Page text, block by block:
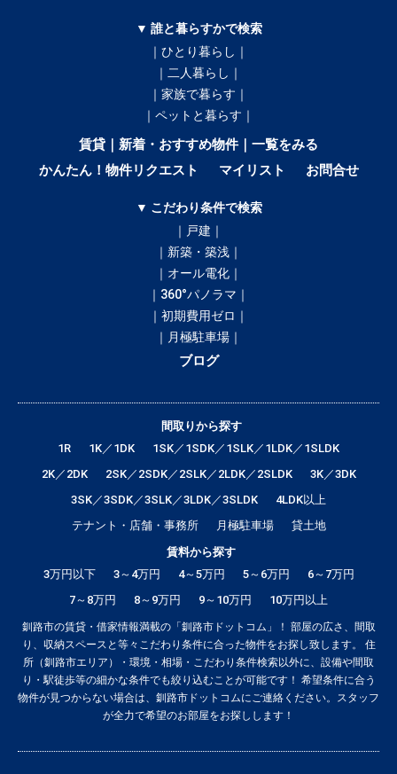
▼ 誰と暮らすかで検索
｜ひとり暮らし｜
｜二人暮らし｜
｜家族で暮らす｜
｜ペットと暮らす｜
賃貸｜新着・おすすめ物件｜一覧をみる
かんたん！物件リクエスト
マイリスト お問合せ
▼ こだわり条件で検索
｜戸建｜
｜新築・築浅｜
｜オール電化｜
｜360°パノラマ｜
｜初期費用ゼロ｜
｜月極駐車場｜
ブログ
間取りから探す
1R
1K／1DK
1SK／1SDK／1SLK／1LDK／1SLDK
2K／2DK
2SK／2SDK／2SLK／2LDK／2SLDK
3K／3DK
3SK／3SDK／3SLK／3LDK／3SLDK
4LDK以上
テナント・店舗・事務所
月極駐車場
貸土地
賃料から探す
3万円以下
3～4万円 4～5万円 5～6万円
6～7万円
7～8万円
8～9万円 9～10万円 10万円以上
釧路市の賃貸・借家情報満載の「釧路市ドットコム」！ 部屋の広さ、間取
り、収納スペースと等々こだわり条件に合った物件をお探し致します。 住
所（釧路市エリア）・環境・相場・こだわり条件検索以外に、設備や間取
り・駅徒歩等の細かな条件でも絞り込むことが可能です！ 希望条件に合う
物件が見つからない場合は、釧路市ドットコムにご連絡ください。スタッフ
が全力で希望のお部屋をお探しします！